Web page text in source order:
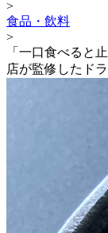
>
食品・飲料
>
「一口食べると
店が監修したド